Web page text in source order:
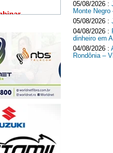
05/08/2026 :
Monte
05/08/2026 :
04/08/2026 :
dinheiro em
04/08/2026 :
Rondônia –